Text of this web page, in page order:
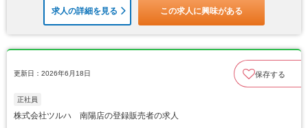
求人の詳細を見る この求人に興味がある
更新日：2026年6月18日 保存する
正社員
株式会社ツルハ 南陽店の登録販売者の求人